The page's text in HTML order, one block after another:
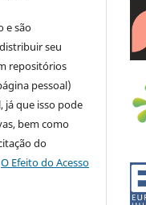
e são
seu
repositórios
pessoal)
já que isso pode
bem como
do
O Efeito do Acesso